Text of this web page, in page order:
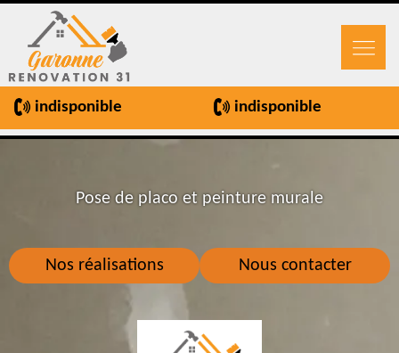
indisponible indisponible
Nos réalisations Nous contacter
Pose de placo et peinture murale